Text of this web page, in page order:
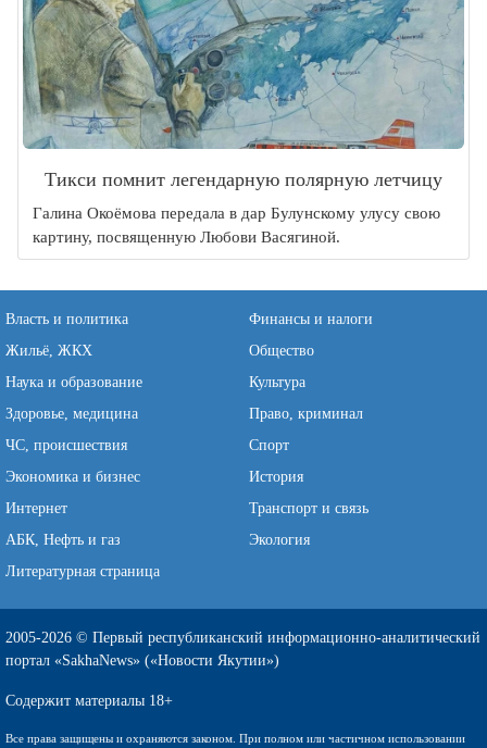
Тикси помнит легендарную полярную летчицу
Галина Окоёмова передала в дар Булунскому улусу свою
картину, посвященную Любови Васягиной.
Власть и политика
Финансы и налоги
Жильё, ЖКХ
Общество
Наука и образование
Культура
Здоровье, медицина
Право, криминал
ЧС, происшествия
Спорт
Экономика и бизнес
История
Интернет
Транспорт и связь
АБК, Нефть и газ
Экология
Литературная страница
2005-2026 © Первый республиканский информационно-аналитический
портал «SakhaNews» («Новости Якутии»)
Содержит материалы 18+
Все права защищены и охраняются законом. При полном или частичном использовании